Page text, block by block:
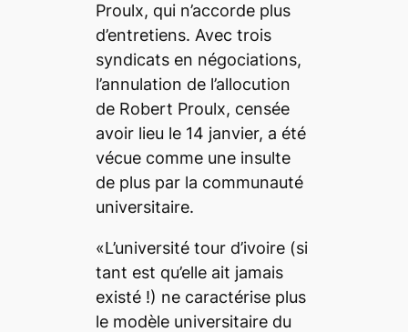
Proulx, qui n’accorde plus
d’entretiens. Avec trois
syndicats en négociations,
l’annulation de l’allocution
de Robert Proulx, censée
avoir lieu le 14 janvier, a été
vécue comme une insulte
de plus par la communauté
universitaire.
«L’université tour d’ivoire (si
tant est qu’elle ait jamais
existé !) ne caractérise plus
le modèle universitaire du